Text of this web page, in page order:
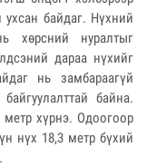
байдаг. Нүхний
хөрсний нуралтыг
дараа нүхийг
нь замбараагүй
байна.
хүрнэ. Одоогоор
нүх 18,3 метр бүхий